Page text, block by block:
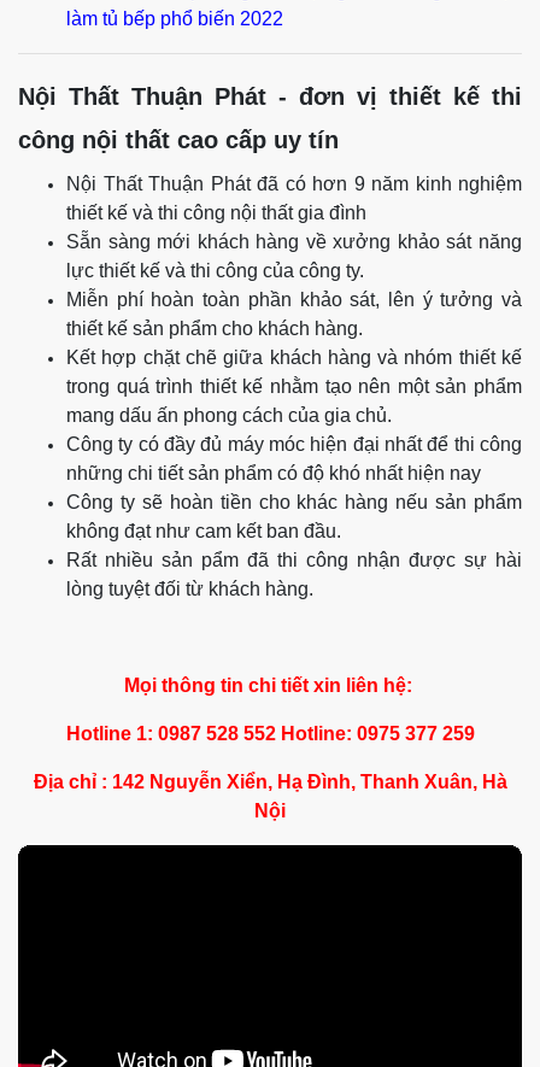
vườn
Xem thêm:
Báo giá tủ bếp trọn gói 2022 - Nhận ngay thiết kế 3D
miễn phí
Nên làm tủ bếp bằng chất liệu gì? - Những chất liệu
làm tủ bếp phổ biến 2022
Nội Thất Thuận Phát - đơn vị thiết kế thi
công nội thất cao cấp uy tín
Nội Thất Thuận Phát đã có hơn 9 năm kinh nghiệm
thiết kế và thi công nội thất gia đình
Sẵn sàng mới khách hàng về xưởng khảo sát năng
lực thiết kế và thi công của công ty.
trong quá trình thiết kế nhằm tạo nên một sản phẩm
mang dấu ấn phong cách của gia chủ.
những chi tiết sản phẩm có độ khó nhất hiện nay
Công ty sẽ hoàn tiền cho khác hàng nếu sản phẩm
không đạt như cam kết ban đầu.
Hotline 1: 0987 528 552 Hotline: 0975 377 259